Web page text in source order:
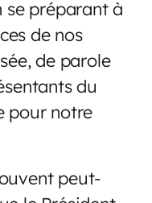
se préparant à
de nos
de parole
du
pour notre
peut-